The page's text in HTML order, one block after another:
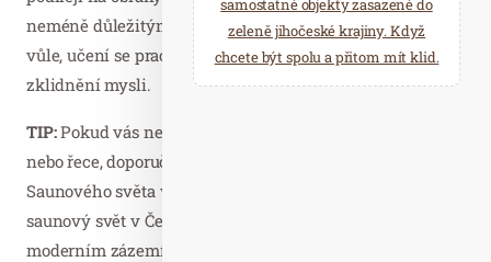
neméně důležitými benefity jsou například upevnění
vůle, učení se pracovat se stresem, relaxace a celkové
zklidnění mysli.
TIP:Pokud vás neláká otužování v přírodních nádržích
nebo řece, doporučujeme vyrazit do luxusního
Saunového světa v Aquapalace Praha. Jedná se o největší
saunový svět v České republice, kde najdete v krásném a
moderním zázemí kromě 19 různých typů saun a
samostatné objekty zasazené do
zeleně jihočeské krajiny. Když
chcete být spolu a přitom mít klid.